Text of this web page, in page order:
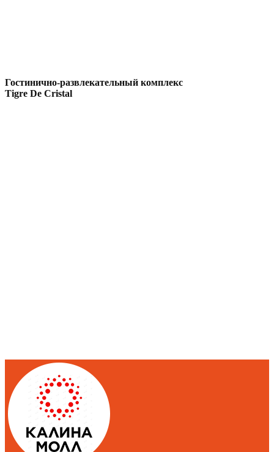
Гостинично-развлекательный комплекс
Tigre De Cristal